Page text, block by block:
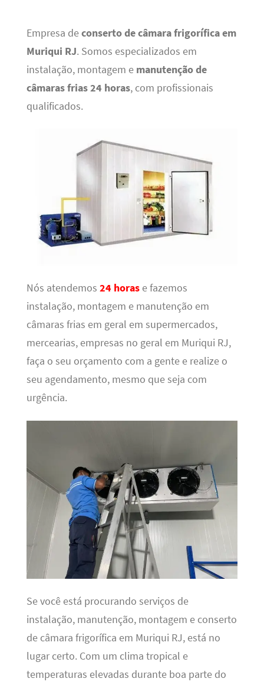
Empresa deconserto de câmara frigorífica em
Muriqui RJ. Somos especializados em
instalação, montagem e manutenção de
câmaras frias 24 horas, com profissionais
qualificados.
Nós atendemos 24 horase fazemos
instalação, montagem e manutenção em
câmaras frias em geral em supermercados,
mercearias, empresas no geral em Muriqui RJ,
faça o seu orçamento com a gente e realize o
seu agendamento, mesmo que seja com
urgência.
Se você está procurando serviços de
instalação, manutenção, montagem e conserto
de câmara frigorífica em Muriqui RJ, está no
lugar certo. Com um clima tropical e
temperaturas elevadas durante boa parte do